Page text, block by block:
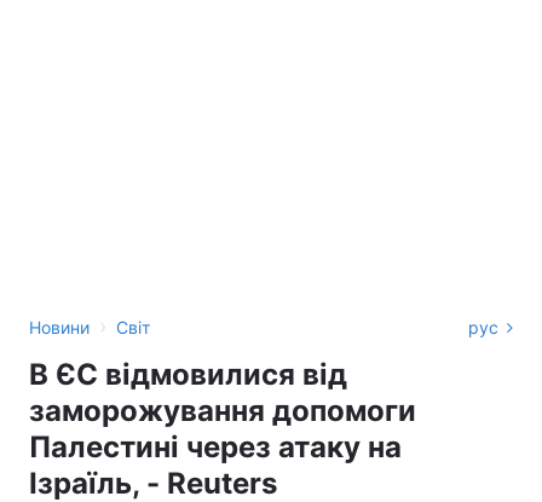
Новини › Світ рус
В ЄС відмовилися від
заморожування допомоги
Палестині через атаку на
Ізраїль, - Reuters